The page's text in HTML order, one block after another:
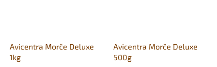
Avicentra Morče Deluxe
1kg
Avicentra Morče Deluxe
500g